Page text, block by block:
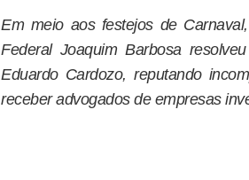
Em meio aos festejos de
Federal Joaquim Barbosa
Eduardo Cardozo, reputando
receber advogados de empresas